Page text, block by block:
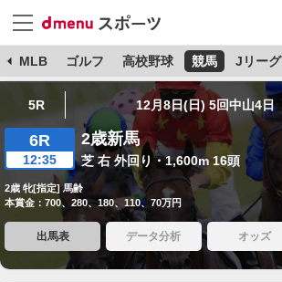
MLB ゴルフ 高校野球 競馬 Jリーグ
5R 12月8日(日) 5回中山4日
6R
12:35
2歳新馬
芝 右 外回り・1,600m 16頭
2歳 牝[指定] 馬齢
本賞金：700、280、180、110、70万円
出馬表 データ分析 オッズ